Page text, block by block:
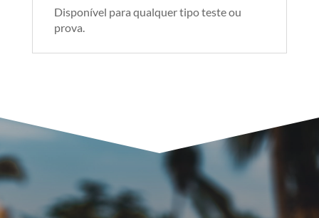
Disponível para qualquer tipo teste ou
prova.